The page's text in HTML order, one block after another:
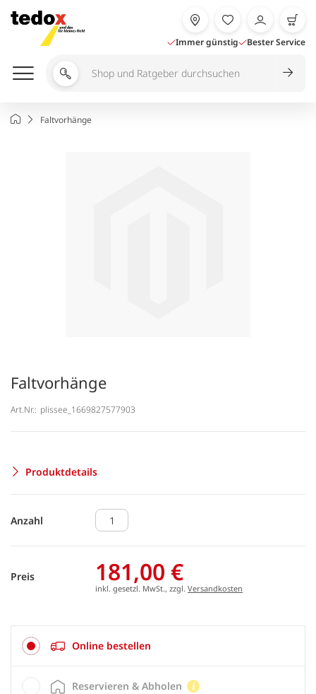
Inhalt
springen
Immer günstig Bester Service
Shop
durchsuchen
StartseiteFaltvorhänge
Faltvorhänge
Art.Nr.: plissee_1669827577903
Produktdetails
Anzahl
Preis 181,00 €
inkl. gesetzl. MwSt., zzgl. Versandkosten
Online bestellen
Reservieren & Abholen